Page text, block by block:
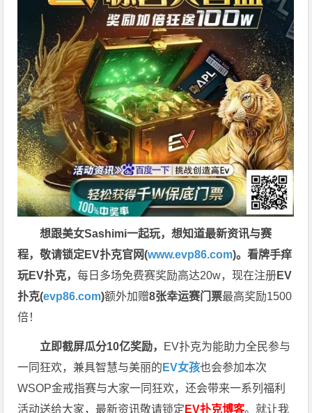
想跟美女Sashimi一起玩，想知道最新资讯与赛
程，敬请锁定EV扑克官网(www.evp86.com)。看牌手痒
玩EV扑克，每日多场免费赛奖励高达20w，现在注册EV
扑克(evp86.com)额外加赠8张幸运赛门票最高奖励1500
倍！
立即截屏瓜分10亿奖励， EV扑克为能助力全民参与
一同狂欢，兼具智慧与美丽的 EV女孩也会参加本次
WSOP金戒指赛与大家一同狂欢，还会带来一系列福利
活动送给大家，最新资讯敬请锁定 EV扑克博客。就让我